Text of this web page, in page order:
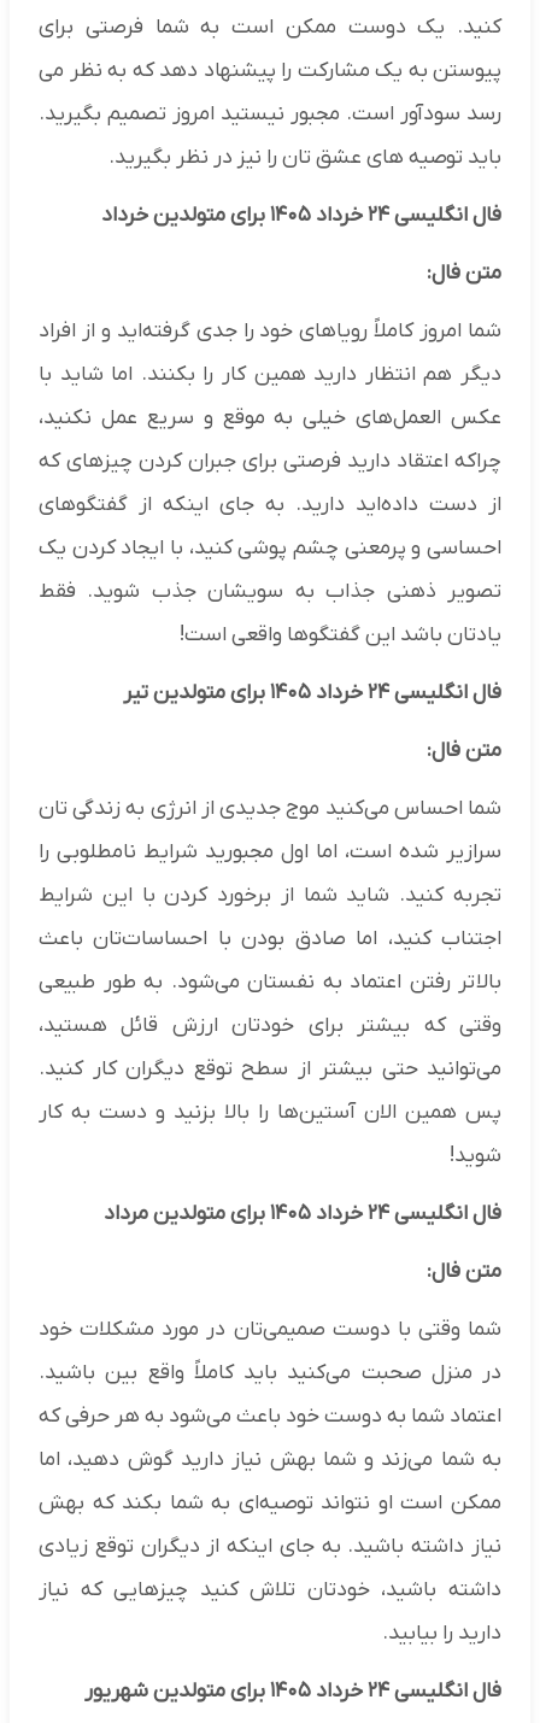
کنید. یک دوست ممکن است به شما فرصتی برای
پیوستن به یک مشارکت را پیشنهاد دهد که به نظر می
رسد سودآور است. مجبور نیستید امروز تصمیم بگیرید.
باید توصیه های عشق تان را نیز در نظر بگیرید.
فال انگلیسی ۲۴ خرداد ۱۴۰۵ برای متولدین خرداد
متن فال:
شما امروز کاملاً رویاهای خود را جدی گرفته‌اید و از افراد
دیگر هم انتظار دارید همین کار را بکنند. اما شاید با
عکس العمل‌های خیلی به موقع و سریع عمل نکنید،
چراکه اعتقاد دارید فرصتی برای جبران کردن چیزهای که
از دست داده‌اید دارید. به جای اینکه از گفتگوهای
احساسی و پرمعنی چشم پوشی کنید، با ایجاد کردن یک
تصویر ذهنی جذاب به سویشان جذب شوید. فقط
یادتان باشد این گفتگوها واقعی است!
فال انگلیسی ۲۴ خرداد ۱۴۰۵ برای متولدین تیر
متن فال:
شما احساس می‌کنید موج جدیدی از انرژی به زندگی تان
سرازیر شده است، اما اول مجبورید شرایط نامطلوبی را
تجربه کنید. شاید شما از برخورد کردن با این شرایط
اجتناب کنید، اما صادق بودن با احساسات‌تان باعث
بالاتر رفتن اعتماد به نفستان می‌شود. به طور طبیعی
وقتی که بیشتر برای خودتان ارزش قائل هستید،
می‌توانید حتی بیشتر از سطح توقع دیگران کار کنید.
پس همین الان آستین‌ها را بالا بزنید و دست به کار
شوید!
فال انگلیسی ۲۴ خرداد ۱۴۰۵ برای متولدین مرداد
متن فال:
شما وقتی با دوست صمیمی‌تان در مورد مشکلات خود
در منزل صحبت می‌کنید باید کاملاً واقع بین باشید.
اعتماد شما به دوست خود باعث می‌شود به هر حرفی که
به شما می‌زند و شما بهش نیاز دارید گوش دهید، اما
ممکن است او نتواند توصیه‌ای به شما بکند که بهش
نیاز داشته باشید. به جای اینکه از دیگران توقع زیادی
داشته باشید، خودتان تلاش کنید چیزهایی که نیاز
دارید را بیابید.
فال انگلیسی ۲۴ خرداد ۱۴۰۵ برای متولدین شهریور